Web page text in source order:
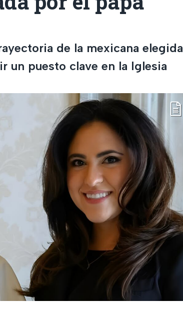
de la mexicana elegida
un puesto clave en la Iglesia